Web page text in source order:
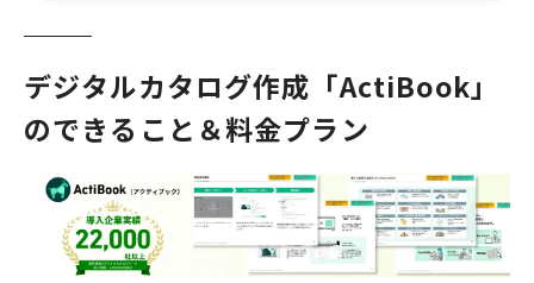
デジタルカタログ作成「ActiBook」
のできること＆料金プラン